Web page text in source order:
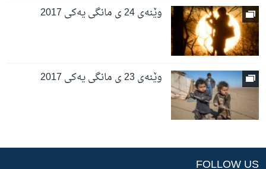
وێنەی 24 ی مانگی یەکی 2017
وێنەی 23 ی مانگی یەکی 2017
FOLLOW US